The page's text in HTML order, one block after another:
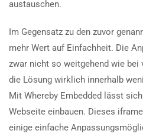
austauschen.
Im Gegensatz zu den zuvor
mehr Wert auf Einfachheit. Die
zwar nicht so weitgehend wie bei
die Lösung wirklich innerhalb
Mit Whereby Embedded lässt
Webseite einbauen. Dieses
einige einfache